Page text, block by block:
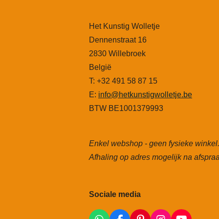
Het Kunstig Wolletje
Dennenstraat 16
2830 Willebroek
België
T: +32 491 58 87 15
E: info@hetkunstigwolletje.be
BTW BE1001379993
Enkel webshop - geen fysieke winkel.
Afhaling op adres mogelijk na
Sociale media